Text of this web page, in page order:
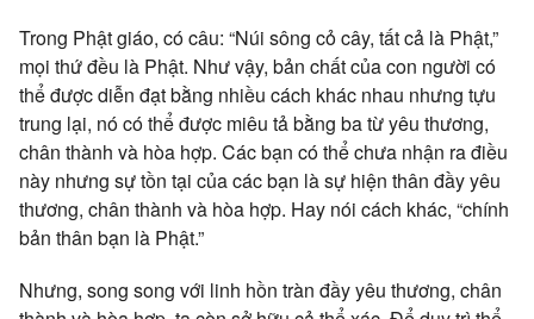
Trong Phật giáo, có câu: “Núi sông cỏ cây, tất cả là Phật,”
mọi thứ đều là Phật. Như vậy, bản chất của con người có
thể được diễn đạt bằng nhiều cách khác nhau nhưng tựu
trung lại, nó có thể được miêu tả bằng ba từ yêu thương,
chân thành và hòa hợp. Các bạn có thể chưa nhận ra điều
này nhưng sự tồn tại của các bạn là sự hiện thân đầy yêu
thương, chân thành và hòa hợp. Hay nói cách khác, “chính
bản thân bạn là Phật.”
Nhưng, song song với linh hồn tràn đầy yêu thương, chân